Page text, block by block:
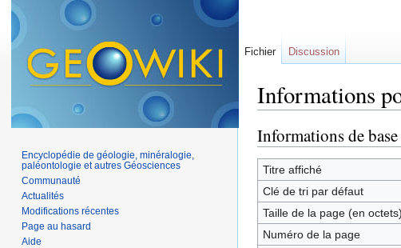
Informations
Informations de base
Titre affiché
Clé de tri par défaut
Taille de la page (en octets)
Numéro de la page
Fichier Discussion
Encyclopédie de géologie, minéralogie,
paléontologie et autres Géosciences
Communauté
Actualités
Modifications récentes
Page au hasard
Aide